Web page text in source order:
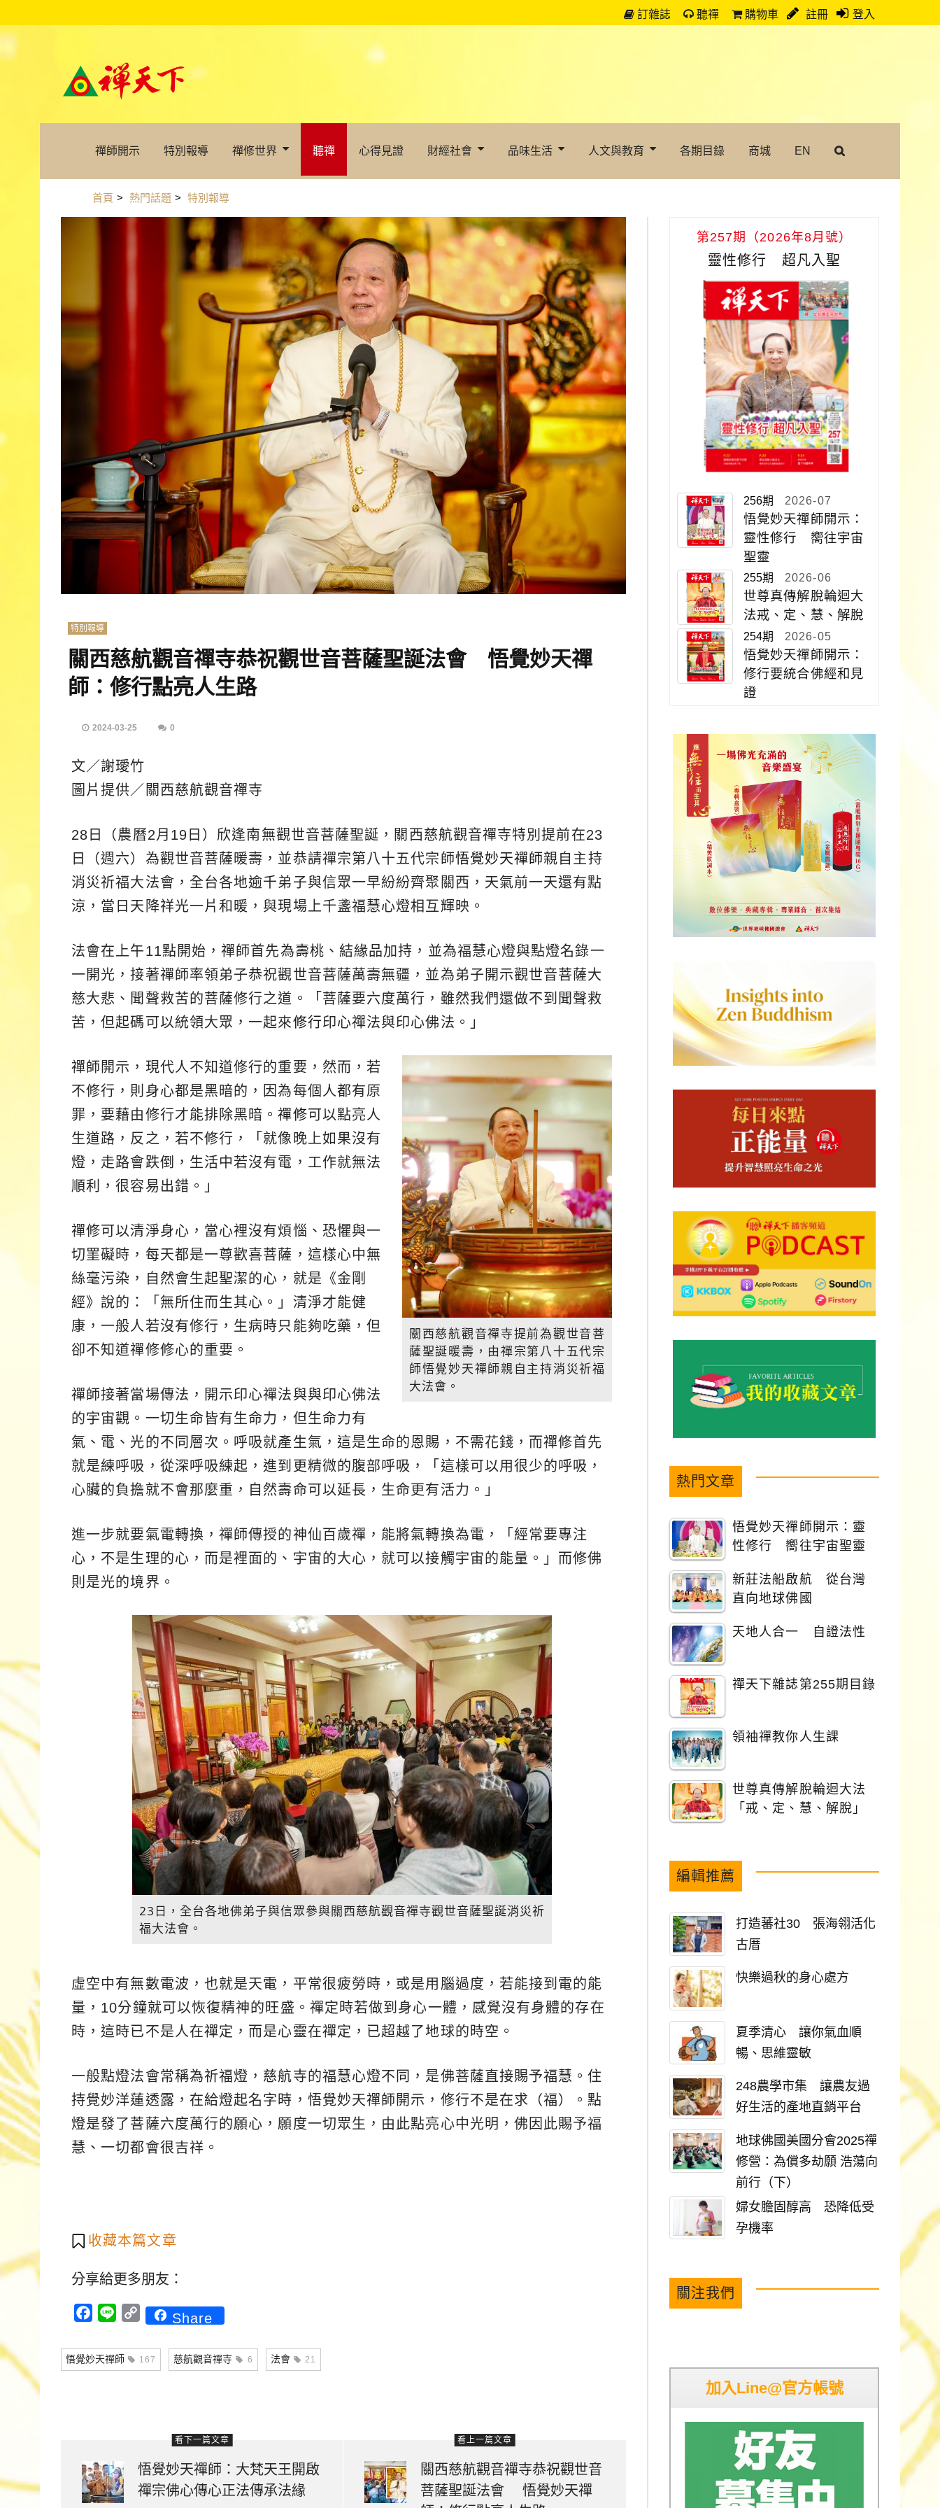
訂雜誌 聽禪 購物車 註冊 登入
禪師開示 特別報導 禪修世界 聽禪 心得見證 財經社會 品味生活 人文與教育 各期目錄 商城 EN
首頁 > 熱門話題 > 特別報導
特別報導
關西慈航觀音禪寺恭祝觀世音菩薩聖誕法會 悟覺妙天禪
師：修行點亮人生路
2024-03-25 0
文／謝璦竹
圖片提供／關西慈航觀音禪寺
28日（農曆2月19日）欣逢南無觀世音菩薩聖誕，關西慈航觀音禪寺特別提前在23
日（週六）為觀世音菩薩暖壽，並恭請禪宗第八十五代宗師悟覺妙天禪師親自主持
消災祈福大法會，全台各地逾千弟子與信眾一早紛紛齊聚關西，天氣前一天還有點
涼，當日天降祥光一片和暖，與現場上千盞福慧心燈相互輝映。
法會在上午11點開始，禪師首先為壽桃、結緣品加持，並為福慧心燈與點燈名錄一
一開光，接著禪師率領弟子恭祝觀世音菩薩萬壽無疆，並為弟子開示觀世音菩薩大
慈大悲、聞聲救苦的菩薩修行之道。「菩薩要六度萬行，雖然我們還做不到聞聲救
苦，但起碼可以統領大眾，一起來修行印心禪法與印心佛法。」
關西慈航觀音禪寺提前為觀世音菩
薩聖誕暖壽，由禪宗第八十五代宗
師悟覺妙天禪師親自主持消災祈福
大法會。
禪師開示，現代人不知道修行的重要，然而，若
不修行，則身心都是黑暗的，因為每個人都有原
罪，要藉由修行才能排除黑暗。禪修可以點亮人
生道路，反之，若不修行，「就像晚上如果沒有
燈，走路會跌倒，生活中若沒有電，工作就無法
順利，很容易出錯。」
禪修可以清淨身心，當心裡沒有煩惱、恐懼與一
切罣礙時，每天都是一尊歡喜菩薩，這樣心中無
絲毫污染，自然會生起聖潔的心，就是《金剛
經》說的：「無所住而生其心。」清淨才能健
康，一般人若沒有修行，生病時只能夠吃藥，但
卻不知道禪修修心的重要。
禪師接著當場傳法，開示印心禪法與與印心佛法
的宇宙觀。一切生命皆有生命力，但生命力有
氣、電、光的不同層次。呼吸就產生氣，這是生命的恩賜，不需花錢，而禪修首先
就是練呼吸，從深呼吸練起，進到更精微的腹部呼吸，「這樣可以用很少的呼吸，
心臟的負擔就不會那麼重，自然壽命可以延長，生命更有活力。」
進一步就要氣電轉換，禪師傳授的神仙百歲禪，能將氣轉換為電，「經常要專注
心，不是生理的心，而是裡面的、宇宙的大心，就可以接觸宇宙的能量。」而修佛
則是光的境界。
23日，全台各地佛弟子與信眾參與關西慈航觀音禪寺觀世音薩聖誕消災祈
福大法會。
虛空中有無數電波，也就是天電，平常很疲勞時，或是用腦過度，若能接到電的能
量，10分鐘就可以恢復精神的旺盛。禪定時若做到身心一體，感覺沒有身體的存在
時，這時已不是人在禪定，而是心靈在禪定，已超越了地球的時空。
一般點燈法會常稱為祈福燈，慈航寺的福慧心燈不同，是佛菩薩直接賜予福慧。住
持覺妙洋蓮透露，在給燈起名字時，悟覺妙天禪師開示，修行不是在求（福）。點
燈是發了菩薩六度萬行的願心，願度一切眾生，由此點亮心中光明，佛因此賜予福
慧、一切都會很吉祥。
收藏本篇文章
分享給更多朋友：
Facebook
Line
CopyShare
悟覺妙天禪師 167 慈航觀音禪寺 6 法會 21
看下一篇文章
悟覺妙天禪師：大梵天王開啟
禪宗佛心傳心正法傳承法緣
看上一篇文章
關西慈航觀音禪寺恭祝觀世音
菩薩聖誕法會 悟覺妙天禪
第257期（2026年8月號）
靈性修行 超凡入聖
256期 2026-07
悟覺妙天禪師開示：
靈性修行 嚮往宇宙
聖靈
255期 2026-06
世尊真傳解脫輪迴大
法戒、定、慧、解脫
254期 2026-05
悟覺妙天禪師開示：
修行要統合佛經和見
證
熱門文章
悟覺妙天禪師開示：靈
性修行 嚮往宇宙聖靈
新莊法船啟航 從台灣
直向地球佛國
天地人合一 自證法性
禪天下雜誌第255期目錄
領袖禪教你人生課
世尊真傳解脫輪迴大法
「戒、定、慧、解脫」
編輯推薦
打造蕃社30 張海翎活化
古厝
快樂過秋的身心處方
夏季清心 讓你氣血順
暢、思維靈敏
248農學市集 讓農友過
好生活的產地直銷平台
地球佛國美國分會2025禪
修營：為償多劫願 浩蕩向
前行（下）
婦女膽固醇高 恐降低受
孕機率
關注我們
加入Line@官方帳號